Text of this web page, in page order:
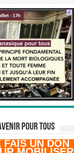
pour Tous
FAIS UN DON